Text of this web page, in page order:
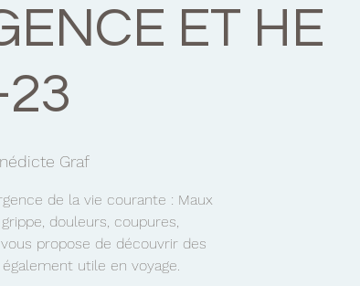
ET HE
Graf
de la vie courante : Maux
douleurs, coupures,
propose de découvrir des
utile en voyage.